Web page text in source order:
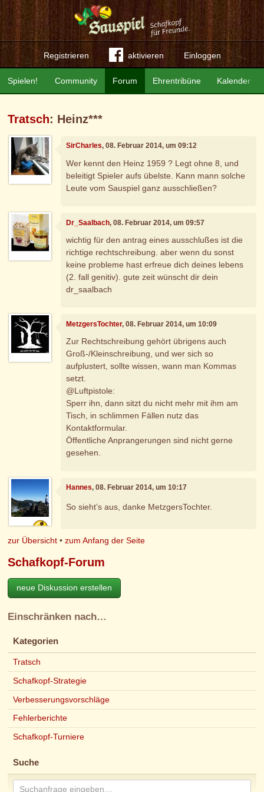
Registrieren aktivieren Einloggen
Community Forum Ehrentribüne Kalender
Spielen!
Tratsch: Heinz***
SirCharles, 08. Februar 2014, um 09:12
Wer kennt den Heinz 1959 ? Legt ohne 8, und
beleitigt Spieler aufs übelste. Kann mann solche
Leute vom Sauspiel ganz ausschließen?
Dr_Saalbach, 08. Februar 2014, um 09:57
wichtig für den antrag eines ausschlußes ist die
richtige rechtschreibung. aber wenn du sonst
keine probleme hast erfreue dich deines lebens
(2. fall genitiv). gute zeit wünscht dir dein
dr_saalbach
MetzgersTochter, 08. Februar 2014, um 10:09
Zur Rechtschreibung gehört übrigens auch
Groß-/Kleinschreibung, und wer sich so
aufplustert, sollte wissen, wann man Kommas
setzt.
@Luftpistole:
Sperr ihn, dann sitzt du nicht mehr mit ihm am
Tisch, in schlimmen Fällen nutz das
Kontaktformular.
Öffentliche Anprangerungen sind nicht gerne
gesehen.
Hannes, 08. Februar 2014, um 10:17
So sieht’s aus, danke MetzgersTochter.
zur Übersicht •zum Anfang der Seite
Schafkopf-Forum
neue Diskussion erstellen
Einschränken nach…
Kategorien
Tratsch
Schafkopf-Strategie
Verbesserungsvorschläge
Fehlerberichte
Schafkopf-Turniere
Suche